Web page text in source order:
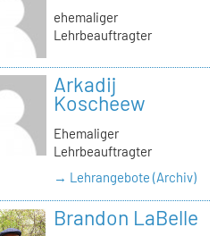
ehemaliger
Lehrbeauftragter
Arkadij
Koscheew
Ehemaliger
Lehrbeauftragter
→ Lehrangebote (Archiv)
Brandon LaBelle